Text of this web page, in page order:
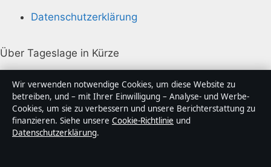
Datenschutzerklärung
Über Tageslage in Kürze
Tageslage ist ein unabhängiger digitaler
Nachrichtenanbieter mit Fokus auf Politik, Wirtschaft,
Technik und Gesellschaft in Deutschland. Jeder Artikel
trägt eine Byline, wird von einem Redakteur geprüft
und vor der Veröffentlichung faktengecheckt.
Wir verwenden notwendige Cookies, um diese Website zu
betreiben, und – mit Ihrer Einwilligung – Analyse- und Werbe-
Cookies, um sie zu verbessern und unsere Berichterstattung zu
finanzieren. Siehe unsere Cookie-Richtlinie und
Datenschutzerklärung.